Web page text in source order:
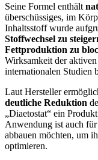
Seine Formel enthält
überschüssiges, im
Inhaltsstoff wurde
Stoffwechsel zu
Fettproduktion zu
Wirksamkeit der aktiven
internationalen Studien
Laut Hersteller
deutliche Reduktion
„Diaetostat“ ein
Anwendung ist auch
abbauen möchten, um
optimieren.